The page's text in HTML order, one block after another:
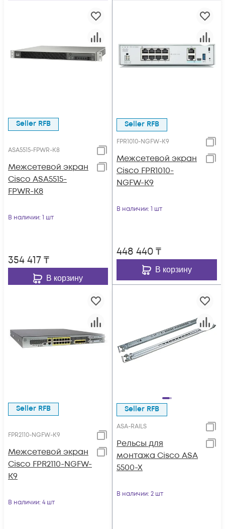
Seller RFB
ASA5515-FPWR-K8
Межсетевой экран
Cisco ASA5515-
FPWR-K8
В наличии: 1 шт
354 417₸
В корзину
Seller RFB
FPR1010-NGFW-K9
Межсетевой экран
Cisco FPR1010-
NGFW-K9
В наличии: 1 шт
448 440₸
В корзину
Seller RFB
FPR2110-NGFW-K9
Межсетевой экран
Cisco FPR2110-NGFW-
K9
В наличии: 4 шт
Seller RFB
ASA-RAILS
Рельсы для
монтажа Cisco ASA
5500-X
В наличии: 2 шт